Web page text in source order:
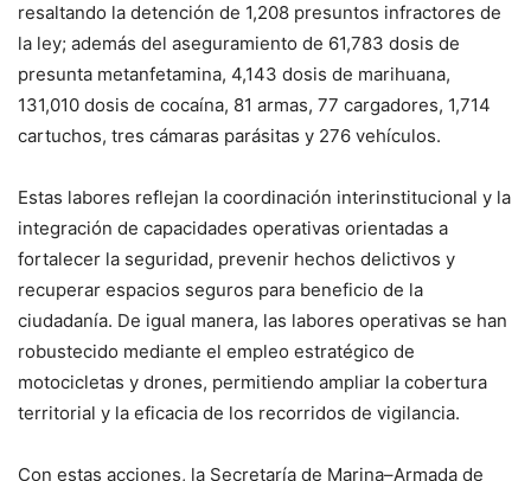
resaltando la detención de 1,208 presuntos infractores de
la ley; además del aseguramiento de 61,783 dosis de
presunta metanfetamina, 4,143 dosis de marihuana,
131,010 dosis de cocaína, 81 armas, 77 cargadores, 1,714
cartuchos, tres cámaras parásitas y 276 vehículos.
Estas labores reflejan la coordinación interinstitucional y la
integración de capacidades operativas orientadas a
fortalecer la seguridad, prevenir hechos delictivos y
recuperar espacios seguros para beneficio de la
ciudadanía. De igual manera, las labores operativas se han
robustecido mediante el empleo estratégico de
motocicletas y drones, permitiendo ampliar la cobertura
territorial y la eficacia de los recorridos de vigilancia.
Con estas acciones, la Secretaría de Marina–Armada de